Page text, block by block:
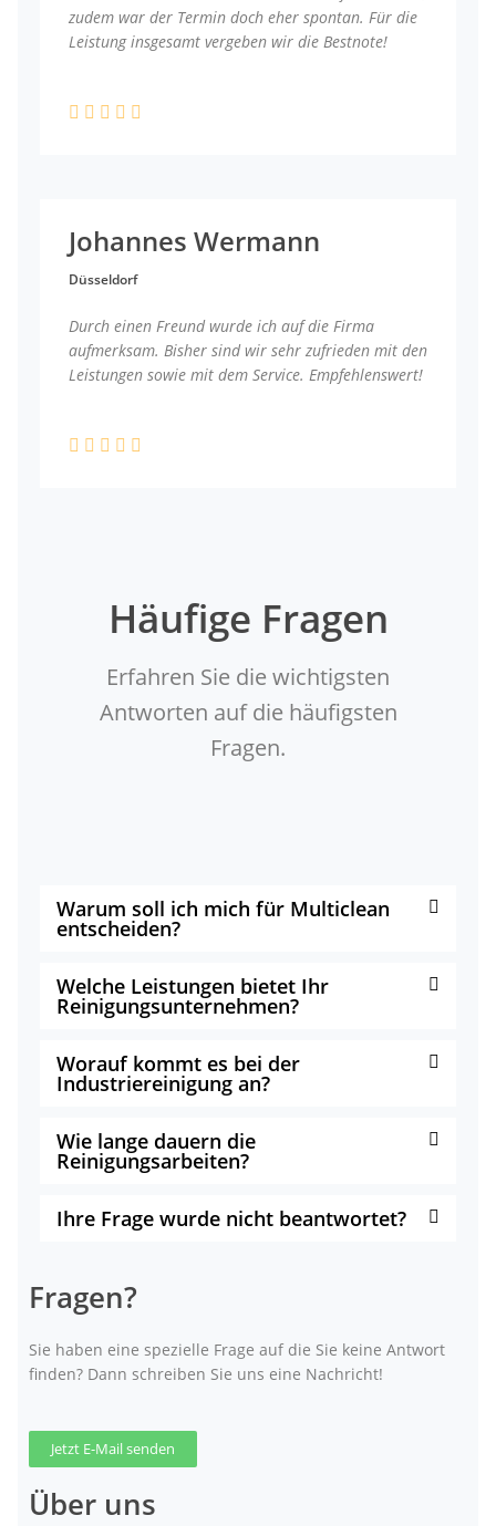
zudem war der Termin doch eher spontan. Für die
Leistung insgesamt vergeben wir die Bestnote!
Johannes Wermann
Düsseldorf
Durch einen Freund wurde ich auf die Firma
aufmerksam. Bisher sind wir sehr zufrieden mit den
Leistungen sowie mit dem Service. Empfehlenswert!
Häufige Fragen
Erfahren Sie die wichtigsten
Antworten auf die häufigsten
Fragen.
Warum soll ich mich für Multiclean
entscheiden?
Welche Leistungen bietet Ihr
Reinigungsunternehmen?
Worauf kommt es bei der
Industriereinigung an?
Wie lange dauern die
Reinigungsarbeiten?
Ihre Frage wurde nicht beantwortet?
Fragen?
Sie haben eine spezielle Frage auf die Sie keine Antwort
finden? Dann schreiben Sie uns eine Nachricht!
Jetzt E-Mail senden
Über uns